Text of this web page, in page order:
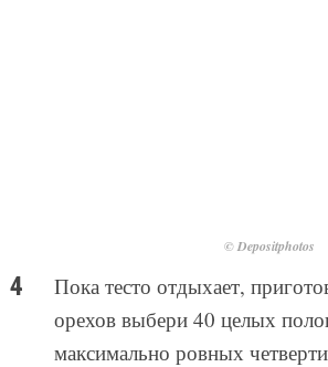
© Depositphotos
Пока тесто отдыхает,
орехов выбери 40 целых
максимально ровных